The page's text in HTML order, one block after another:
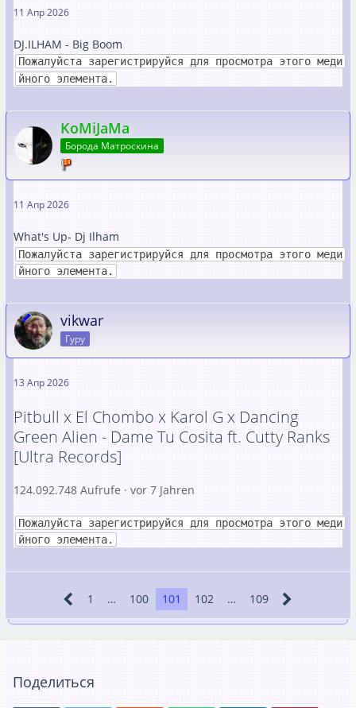
11 Апр 2026
DJ.ILHAM - Big Boom
Пожалуйста зарегистрируйся для просмотра этого меди
йного элемента.
KoMiJaMa
Борода Матроскина
11 Апр 2026
What's Up- Dj Ilham
Пожалуйста зарегистрируйся для просмотра этого меди
йного элемента.
vikwar
Гуру
13 Апр 2026
Pitbull x El Chombo x Karol G x Dancing
Green Alien - Dame Tu Cosita ft. Cutty Ranks
[Ultra Records]
124.092.748 Aufrufe · vor 7 Jahren
Пожалуйста зарегистрируйся для просмотра этого меди
йного элемента.
1 … 100 101 102 … 109
Поделиться